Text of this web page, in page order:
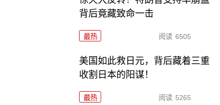
背后竟藏致命一击
最热 阅读 6505
美国如此救日元，背后藏着三重
收割日本的阳谋！
最热 阅读 5265